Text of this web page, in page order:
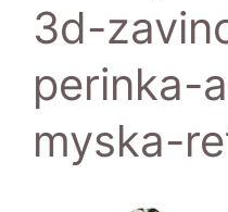
3d-
perinka-
myska-